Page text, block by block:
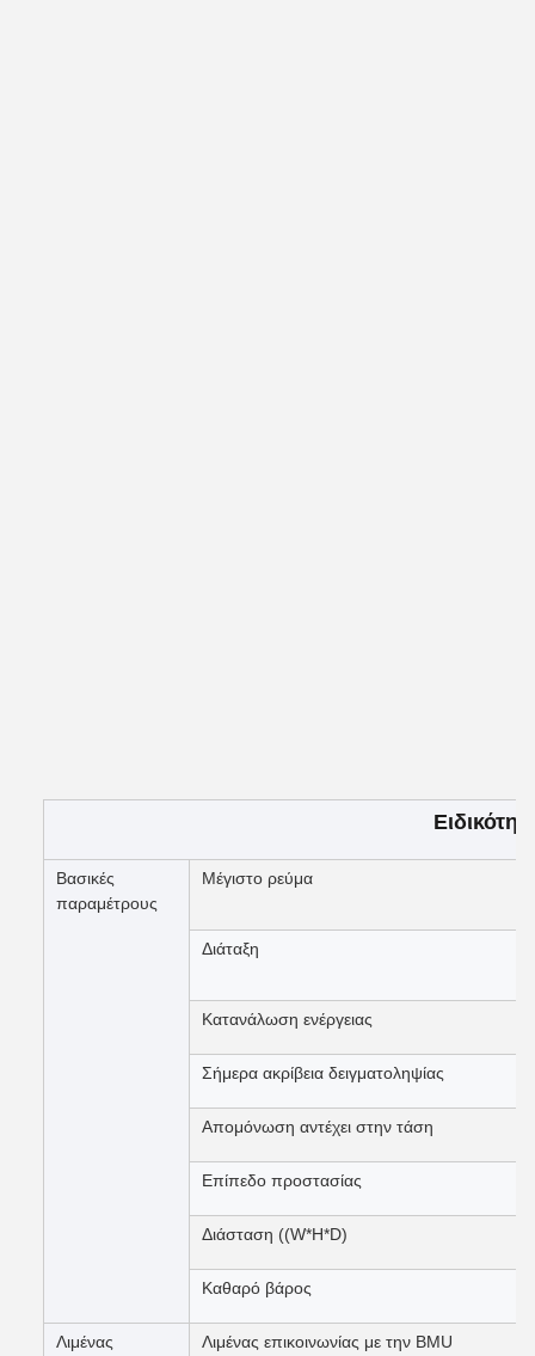
Βασικές
παραμέτρους
Μέγιστο ρεύμα
Διάταξη
Κατανάλωση ενέργειας
Σήμερα ακρίβεια δειγματοληψίας
Απομόνωση αντέχει στην τάση
Επίπεδο προστασίας
Διάσταση ((W*H*D)
Καθαρό βάρος
Λιμένας
Λιμένας επικοινωνίας με την BMU